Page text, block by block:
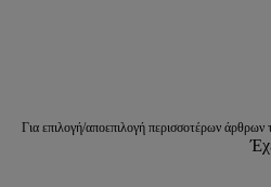
Για επιλογή/αποεπιλογή περισσοτέρων